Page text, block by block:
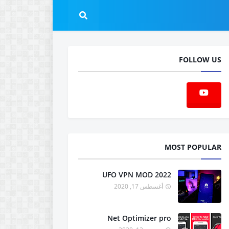
FOLLOW US
MOST POPULAR
UFO VPN MOD 2022
أغسطس 17, 2020
Net Optimizer pro